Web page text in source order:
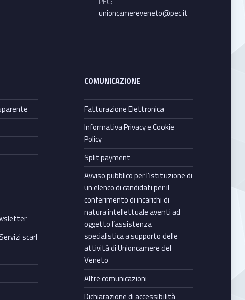
unioncamereveneto@pec.it
scarl
COMUNICAZIONE
Fatturazione Elettronica
Informativa Privacy e Cookie
Policy
Split payment
Avviso pubblico per l’istituzione di
un elenco di candidati per il
conferimento di incarichi di
natura intellettuale aventi ad
oggetto l’assistenza
specialistica a supporto delle
attività di Unioncamere del
Veneto
Altre comunicazioni
Dichiarazione di accessibilità